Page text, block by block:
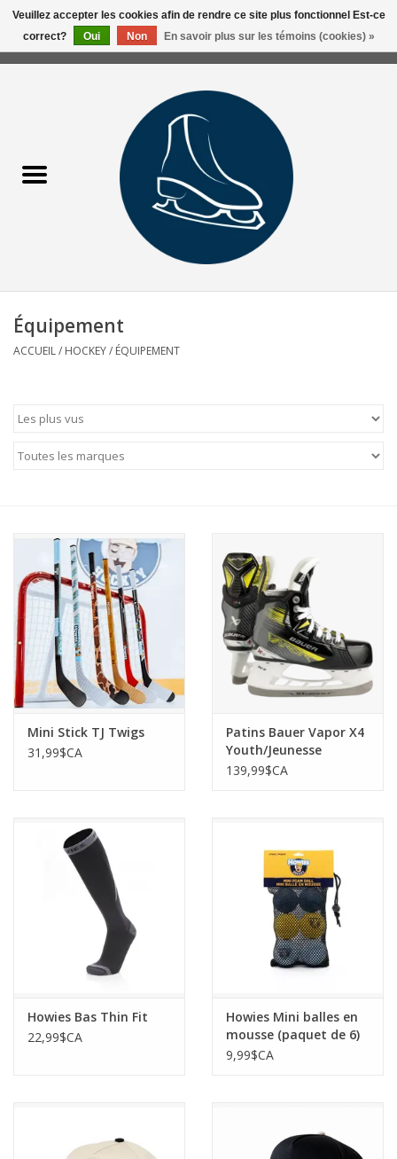
0 Articles - 0,00$CA
Liquidation/Clearance
Patins Usagés
Hockey
Rendez-vous achat de patins
Équipement
ACCUEIL/ HOCKEY/ ÉQUIPEMENT
Mini Stick TJ Twigs
31,99$CA
Patins Bauer Vapor X4
Youth/Jeunesse
139,99$CA
Howies Bas Thin Fit
22,99$CA
Howies Mini balles en
mousse (paquet de 6)
9,99$CA
Veuillez accepter les cookies afin de rendre ce site plus fonctionnel Est-ce
correct?
Oui Non En savoir plus sur les témoins (cookies) »